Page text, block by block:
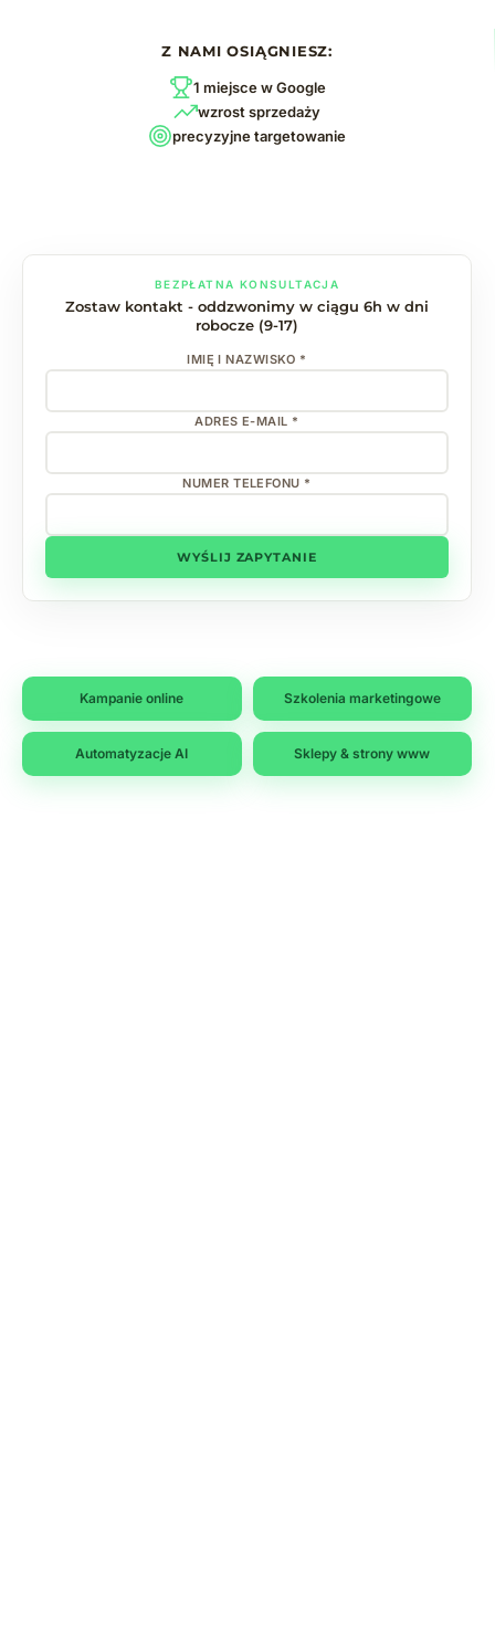
Z NAMI OSIĄGNIESZ:
1 miejsce w Google
wzrost sprzedaży
precyzyjne targetowanie
BEZPŁATNA KONSULTACJA
Zostaw kontakt - oddzwonimy w ciągu 6h w dni
robocze (9-17)
IMIĘ I NAZWISKO *
ADRES E-MAIL *
NUMER TELEFONU *
WYŚLIJ ZAPYTANIE
Kampanie online Szkolenia marketingowe
Automatyzacje AI Sklepy & strony www